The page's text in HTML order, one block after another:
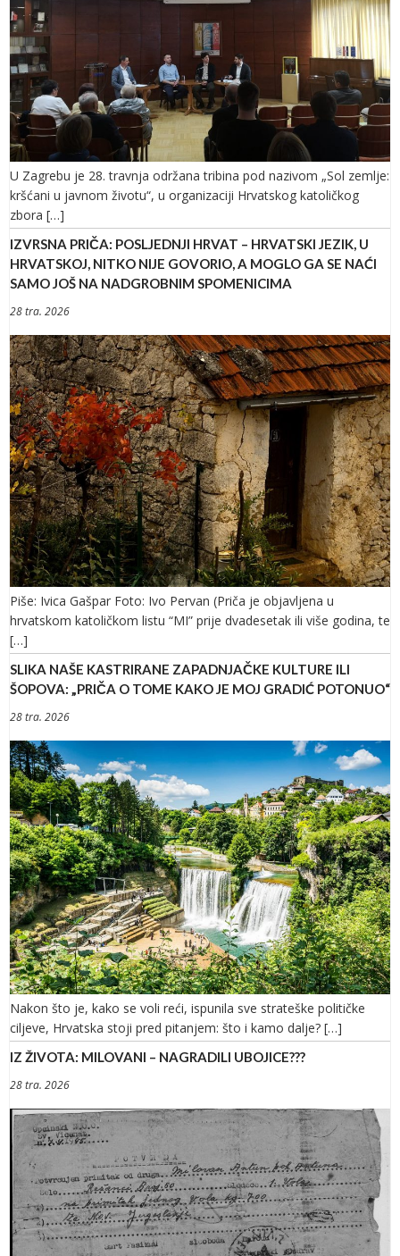
U Zagrebu je 28. travnja održana tribina pod nazivom „Sol zemlje:
kršćani u javnom životu“, u organizaciji Hrvatskog katoličkog
zbora […]
IZVRSNA PRIČA: POSLJEDNJI HRVAT – HRVATSKI JEZIK, U
HRVATSKOJ, NITKO NIJE GOVORIO, A MOGLO GA SE NAĆI
SAMO JOŠ NA NADGROBNIM SPOMENICIMA
28 tra. 2026
Piše: Ivica Gašpar Foto: Ivo Pervan (Priča je objavljena u
hrvatskom katoličkom listu “MI” prije dvadesetak ili više godina, te
[…]
SLIKA NAŠE KASTRIRANE ZAPADNJAČKE KULTURE ILI
ŠOPOVA: „PRIČA O TOME KAKO JE MOJ GRADIĆ POTONUO“
28 tra. 2026
Nakon što je, kako se voli reći, ispunila sve strateške političke
ciljeve, Hrvatska stoji pred pitanjem: što i kamo dalje? […]
IZ ŽIVOTA: MILOVANI – NAGRADILI UBOJICE???
28 tra. 2026